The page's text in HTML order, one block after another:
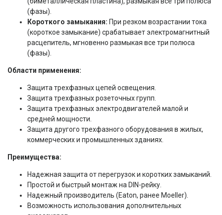
(фазы).
Короткого замыкания: При резком возрастании тока
(короткое замыкание) срабатывает электромагнитный
расцепитель, мгновенно размыкая все три полюса
(фазы).
Области применения:
Защита трехфазных цепей освещения.
Защита трехфазных розеточных групп.
Защита трехфазных электродвигателей малой и
средней мощности.
Защита другого трехфазного оборудования в жилых,
коммерческих и промышленных зданиях.
Преимущества:
Надежная защита от перегрузок и коротких замыканий.
Простой и быстрый монтаж на DIN-рейку.
Надежный производитель (Eaton, ранее Moeller).
Возможность использования дополнительных